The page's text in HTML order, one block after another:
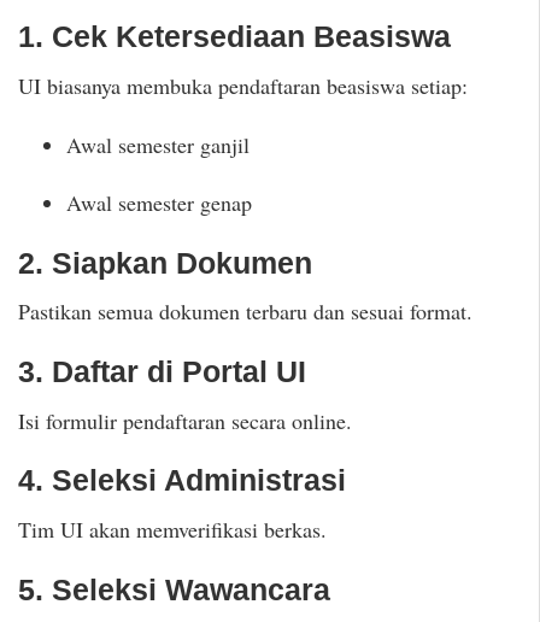
1. Cek Ketersediaan Beasiswa
UI biasanya membuka pendaftaran beasiswa setiap:
Awal semester ganjil
Awal semester genap
2. Siapkan Dokumen
Pastikan semua dokumen terbaru dan sesuai format.
3. Daftar di Portal UI
Isi formulir pendaftaran secara online.
4. Seleksi Administrasi
Tim UI akan memverifikasi berkas.
5. Seleksi Wawancara